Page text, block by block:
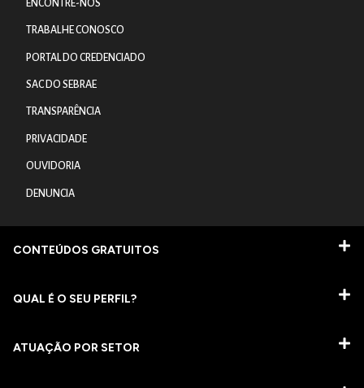
ENCONTRE-NOS
TRABALHE CONOSCO
PORTAL DO CREDENCIADO
SAC DO SEBRAE
TRANSPARÊNCIA
PRIVACIDADE
OUVIDORIA
DENUNCIA
CONTEÚDOS GRATUITOS
QUAL É O SEU PERFIL?
ATUAÇÃO POR SETOR